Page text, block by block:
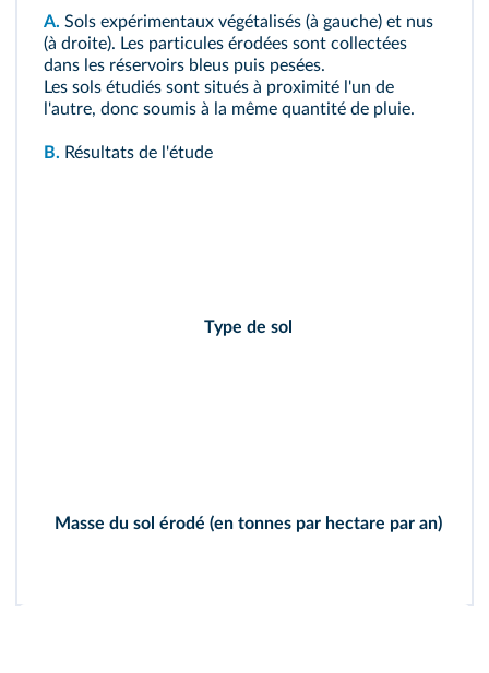
A. Sols expérimentaux végétalisés (à gauche) et nus
(à droite). Les particules érodées sont collectées
dans les réservoirs bleus puis pesées.
Les sols étudiés sont situés à proximité l'un de
l'autre, donc soumis à la même quantité de pluie.
B. Résultats de l'étude
Type de sol
Masse du sol érodé (en tonnes par hectare par an)